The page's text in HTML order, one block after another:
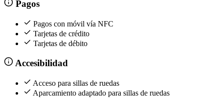
Pagos
Pagos con móvil vía NFC
Tarjetas de crédito
Tarjetas de débito
Accesibilidad
Acceso para sillas de ruedas
Aparcamiento adaptado para sillas de ruedas